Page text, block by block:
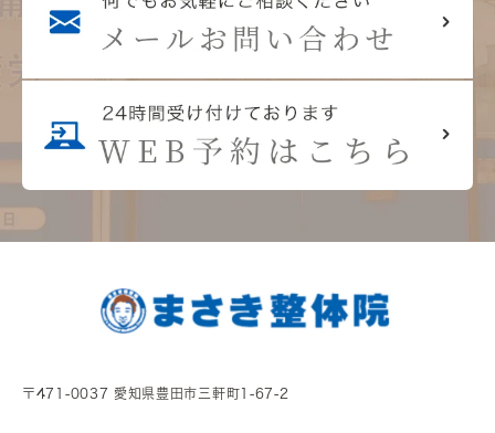
〒471-0037 愛知県豊田市三軒町1-67-2